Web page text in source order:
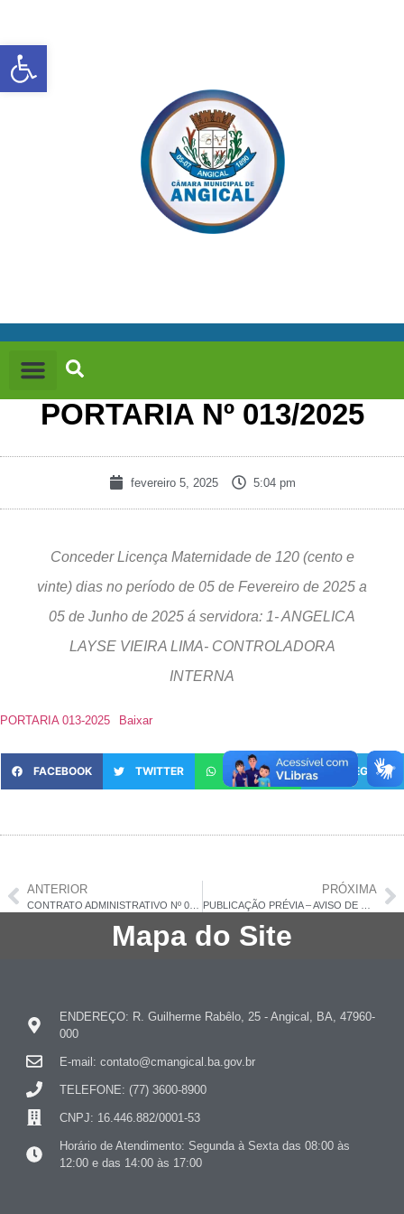
Abrir a barra de ferramentas
PORTARIA Nº 013/2025
fevereiro 5, 2025 5:04 pm
Conceder Licença Maternidade de 120 (cento e
vinte) dias no período de 05 de Fevereiro de 2025 a
05 de Junho de 2025 á servidora: 1- ANGELICA
LAYSE VIEIRA LIMA- CONTROLADORA
INTERNA
PORTARIA 013-2025 Baixar
FACEBOOK TWITTER WHATSAPP TELEGRAM
ANTERIOR PRÓXIMA
Mapa do Site
ENDEREÇO: R. Guilherme Rabêlo, 25 - Angical, BA, 47960-
000
E-mail: contato@cmangical.ba.gov.br
TELEFONE: (77) 3600-8900
CNPJ: 16.446.882/0001-53
Horário de Atendimento: Segunda à Sexta das 08:00 às
12:00 e das 14:00 às 17:00